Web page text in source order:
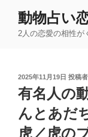
動物占い
2人の恋愛の相性が
投
稿
日:
2025年11月19日 投稿
有名人の
んとあだ
虎／虎の